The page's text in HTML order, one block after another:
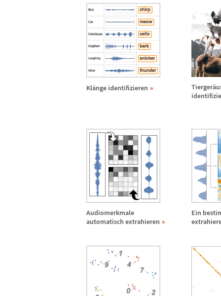
Klänge identifizieren Tiergerä
Audiomerkmale
automatisch extrahieren
Ein